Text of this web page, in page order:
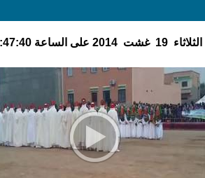
الثلاثاء 19 غشت 2014 على الساعة 11:47:40